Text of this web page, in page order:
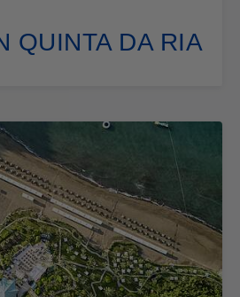
QUINTA DA RIA